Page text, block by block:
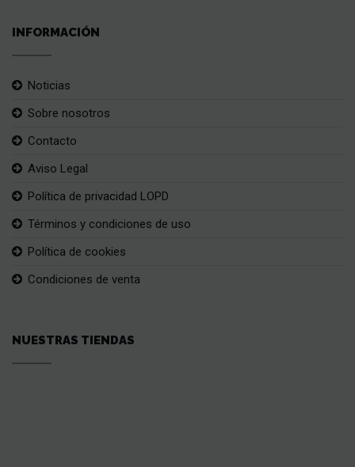
INFORMACIÓN
Noticias
Sobre nosotros
Contacto
Aviso Legal
Política de privacidad LOPD
Términos y condiciones de uso
Política de cookies
Condiciones de venta
NUESTRAS TIENDAS